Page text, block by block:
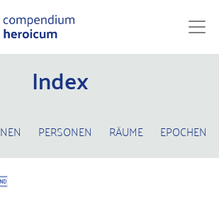
Index
PERSONEN RÄUME EPOCHEN